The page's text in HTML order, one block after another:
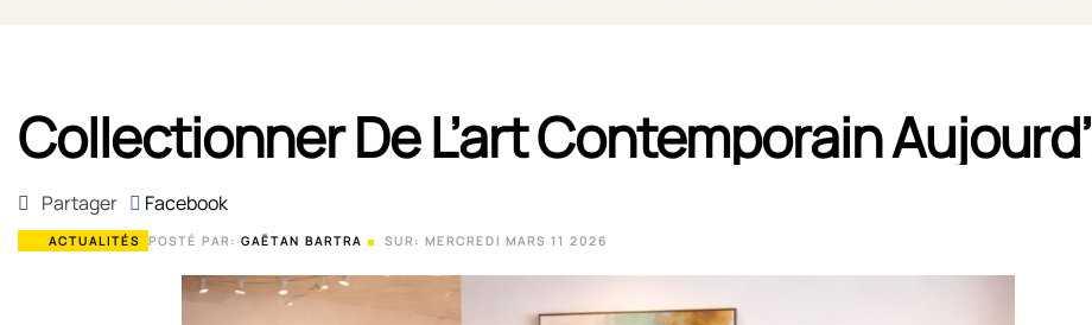
Collectionner De L’art Contemporain
Partager Facebook
POSTÉ PAR: GAËTAN BARTRA
ACTUALITÉS SUR: MERCREDI MARS 11 2026